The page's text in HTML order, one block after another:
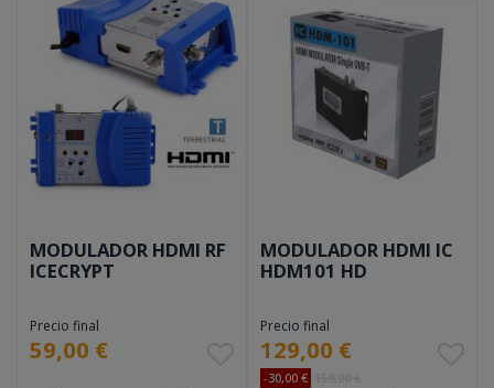
MODULADOR HDMI RF
ICECRYPT
Precio final
59,00 €
MODULADOR HDMI IC
HDM101 HD
Precio final
129,00 €
-30,00 €